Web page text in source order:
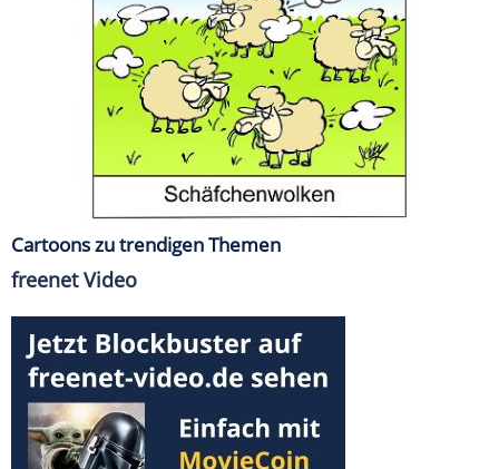
Cartoons zu trendigen Themen
freenet Video